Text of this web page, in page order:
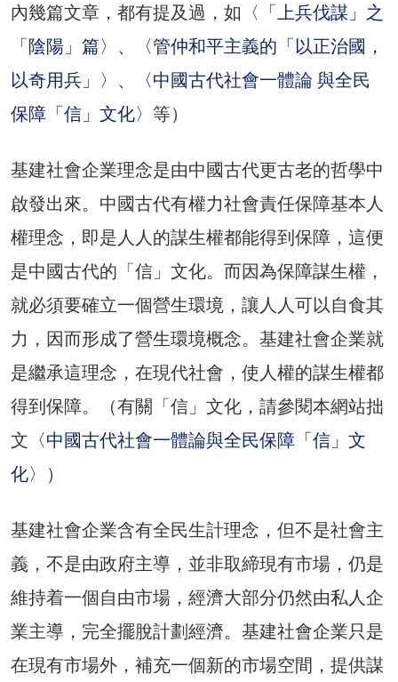
內幾篇文章，都有提及過，如 〈「上兵伐謀」之
「陰陽」篇〉 、
〈管仲和平主義的「以正治國，
以奇用兵」〉 、
〈中國古代社會一體論 與全民
保障「信」文化〉 等）
基建社會企業理念是由中國古代更古老的哲學中
啟發出來。中國古代有權力社會責任保障基本人
權理念，即是人人的謀生權都能得到保障，這便
是中國古代的「信」文化。而因為保障謀生權，
就必須要確立一個營生環境，讓人人可以自食其
力，因而形成了營生環境概念。基建社會企業就
是繼承這理念，在現代社會，使人權的謀生權都
得到保障。（有關「信」文化，請參閱本網站拙
文 〈中國古代社會一體論與全民保障「信」文
化〉
）
基建社會企業含有全民生計理念，但不是社會主
義，不是由政府主導，並非取締現有市場，仍是
維持着一個自由市場，經濟大部分仍然由私人企
業主導，完全擺脫計劃經濟。基建社會企業只是
在現有市場外，補充一個新的市場空間，提供謀